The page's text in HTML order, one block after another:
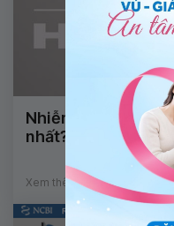
Nhiễm HPV:
nhất?
Xem thêm